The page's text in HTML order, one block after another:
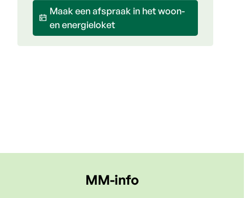
Maak een afspraak in het woon-
en energieloket
Contact &
MM-info